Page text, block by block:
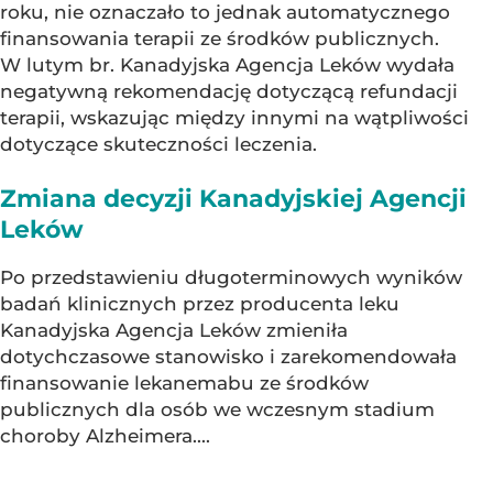
roku, nie oznaczało to jednak automatycznego
finansowania terapii ze środków publicznych.
W lutym br. Kanadyjska Agencja Leków wydała
negatywną rekomendację dotyczącą refundacji
terapii, wskazując między innymi na wątpliwości
dotyczące skuteczności leczenia.
Zmiana decyzji Kanadyjskiej Agencji
Leków
Po przedstawieniu długoterminowych wyników
badań klinicznych przez producenta leku
Kanadyjska Agencja Leków zmieniła
dotychczasowe stanowisko i zarekomendowała
finansowanie lekanemabu ze środków
publicznych dla osób we wczesnym stadium
choroby Alzheimera....